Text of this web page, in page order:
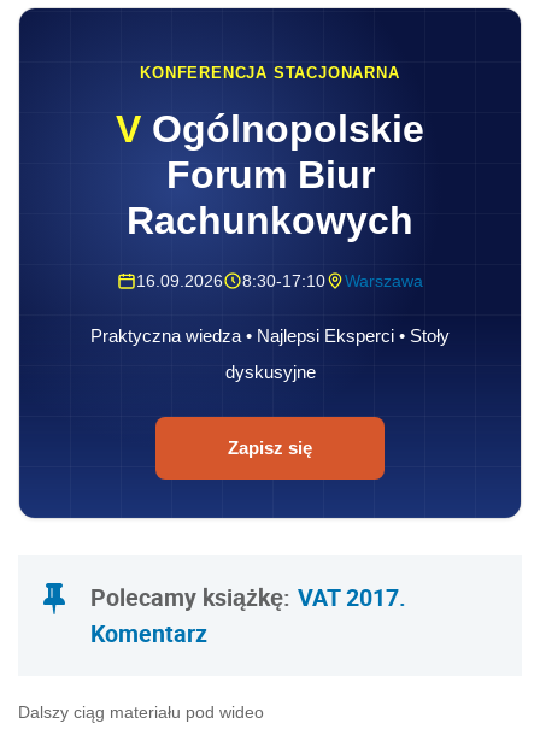
KONFERENCJA STACJONARNA
V Ogólnopolskie
Forum Biur
Rachunkowych
16.09.2026 8:30-17:10 Warszawa
Praktyczna wiedza • Najlepsi Eksperci • Stoły
dyskusyjne
Zapisz się
Polecamy książkę: VAT 2017.
Komentarz
Dalszy ciąg materiału pod wideo